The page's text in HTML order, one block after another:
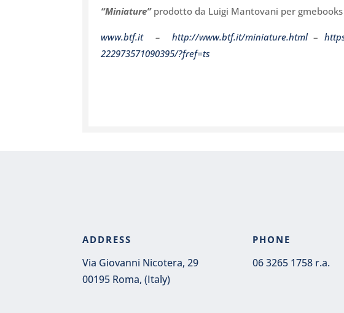
“Miniature”prodotto da Luigi Mantovani per
www.btf.it– http://www.btf.it/miniature.html–
222973571090395/?fref=ts
ADDRESS
Via Giovanni Nicotera, 29
00195 Roma, (Italy)
PHONE
06 3265 1758 r.a.